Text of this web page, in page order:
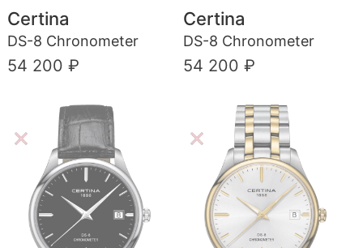
Certina
DS-8 Chronometer
54 200 ₽
Certina
DS-8 Chronometer
54 200 ₽